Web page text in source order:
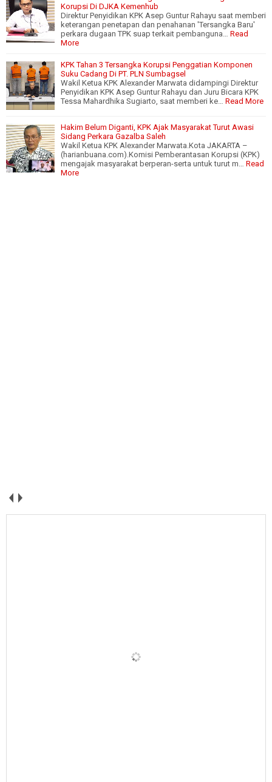
Korupsi Di DJKA Kemenhub
Direktur Penyidikan KPK Asep Guntur Rahayu saat memberi
keterangan penetapan dan penahanan 'Tersangka Baru'
perkara dugaan TPK suap terkait pembanguna… Read
More
KPK Tahan 3 Tersangka Korupsi Penggatian Komponen
Suku Cadang Di PT. PLN Sumbagsel
Wakil Ketua KPK Alexander Marwata didampingi Direktur
Penyidikan KPK Asep Guntur Rahayu dan Juru Bicara KPK
Tessa Mahardhika Sugiarto, saat memberi ke… Read More
Hakim Belum Diganti, KPK Ajak Masyarakat Turut Awasi
Sidang Perkara Gazalba Saleh
Wakil Ketua KPK Alexander Marwata.Kota JAKARTA –
(harianbuana.com).Komisi Pemberantasan Korupsi (KPK)
mengajak masyarakat berperan-serta untuk turut m… Read
More